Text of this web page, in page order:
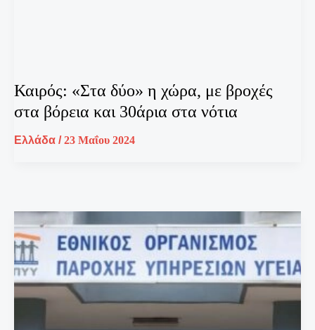
Καιρός: «Στα δύο» η χώρα, με βροχές
στα βόρεια και 30άρια στα νότια
Ελλάδα /23 Μαΐου 2024